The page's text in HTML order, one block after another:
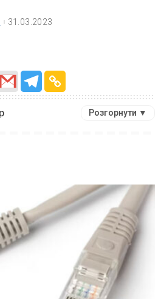
31.03.2023
Розгорнути ▼